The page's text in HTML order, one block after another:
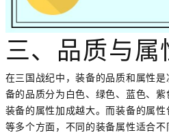
三、品质与属
在三国战纪中，装备的品质和属性
备的品质分为白色、绿色、蓝色、紫
装备的属性加成越大。而装备的属
等多个方面，不同的装备属性适合不